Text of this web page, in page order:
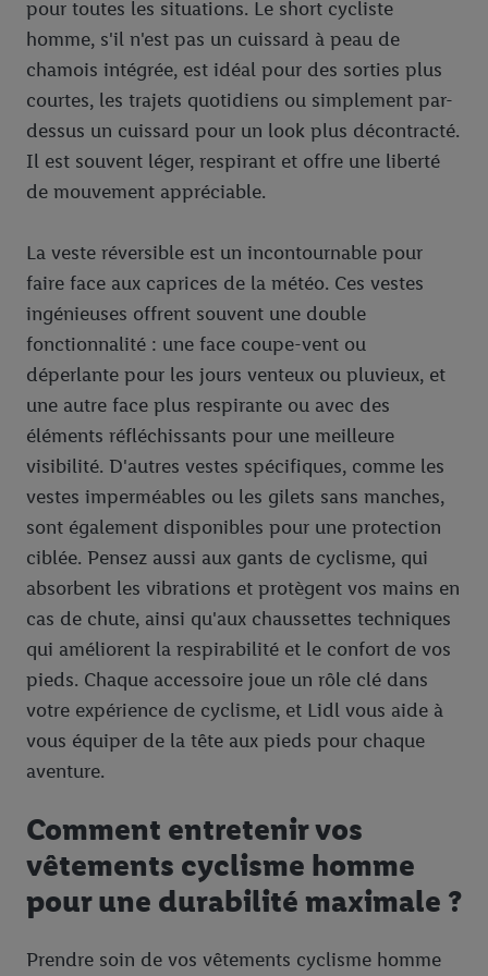
pour toutes les situations. Le short cycliste
homme, s'il n'est pas un cuissard à peau de
chamois intégrée, est idéal pour des sorties plus
courtes, les trajets quotidiens ou simplement par-
dessus un cuissard pour un look plus décontracté.
Il est souvent léger, respirant et offre une liberté
de mouvement appréciable.
La veste réversible est un incontournable pour
faire face aux caprices de la météo. Ces vestes
ingénieuses offrent souvent une double
fonctionnalité : une face coupe-vent ou
déperlante pour les jours venteux ou pluvieux, et
une autre face plus respirante ou avec des
éléments réfléchissants pour une meilleure
visibilité. D'autres vestes spécifiques, comme les
vestes imperméables ou les gilets sans manches,
sont également disponibles pour une protection
ciblée. Pensez aussi aux gants de cyclisme, qui
absorbent les vibrations et protègent vos mains en
cas de chute, ainsi qu'aux chaussettes techniques
qui améliorent la respirabilité et le confort de vos
pieds. Chaque accessoire joue un rôle clé dans
votre expérience de cyclisme, et Lidl vous aide à
vous équiper de la tête aux pieds pour chaque
aventure.
Comment entretenir vos
vêtements cyclisme homme
pour une durabilité maximale ?
Prendre soin de vos vêtements cyclisme homme
partenaire Criteo S.A pouvons également créer un identifiant en
ligne spécial à partir de l’adresse e-mail fournie ici afin de
pouvoir vous reconnaître dans les services exploités par des
tiers et pour afficher des publicités personnalisées. À cette fin,
votre adresse e-mail hachée peut également être fusionnée
avec d’autres identifiants ou identifiants qui vous sont
attribués et dont dispose Criteo S.A.
Sous réserve de votre accord, les publicités liées au reciblage,
avez montré de l’intérêt (par exemple en plaçant le produit dans
un panier d’un webshop mais sans procéder à l’achat) peuvent
également être affichées sur plusieurs apppareils et plusieurs
services de Lidl si plusieurs terminaux ou plusieurs services de
Lidl peuvent vous être attribués en utilisant votre adresse e-
mail hachée et, le cas échéant, d’autres identifiants/identifiants
dont dispose Criteo S.A.
Sous « Personnaliser », vous pouvez autoriser des finalités
individuelles et trouver de plus amples informations sur le
En cliquant sur « Refuser », vous pouvez autoriser uniquement
l’utilisation des technologies nécessaires. En cliquant sur «
Accepter », vous autorisez tous les traitements pour toutes les
finalités susmentionnées. Vous trouverez de plus amples
informations sur la durée de conservation des données et votre
droit de révoquer votre consentement à tout moment avec effet
pour l’avenir dans notre
déclaration relative à la protection des
données.Vous trouverez les impressions ici.